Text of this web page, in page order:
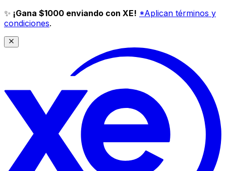
✨ ¡Gana $1000 enviando con XE! *Aplican términos y
condiciones.